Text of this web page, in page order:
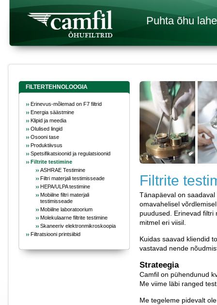
Puhta õhu
FILTERTEHNOLOOGIA
Erinevus-mõlemad on F7 filtrid
Energia säästmine
Klipid ja meedia
Olulised lingid
Osooni tase
Produktiivsus
Spetsifikatsioonid ja regulatsioonid
Filtrite testimine
ASHRAE Testimine
Filtri materjali testimisseade
HEPA/ULPA testimine
Mobiilne filtri materjali
testimisseade
Mobiilne laboratoorium
Molekulaarne filtrite testimine
Skaneeriv elektronmikroskoopia
Filtratsiooni printsiibid
Filtrite
Tänapäeval on
omavahelisel
puudused. Erinevad filtri
mitmel eri viisil.
Kuidas saavad kliendid
vastavad nende
Strateegia
Camfil on pühendunud
Me viime läbi ranged
Me tegeleme pidevalt